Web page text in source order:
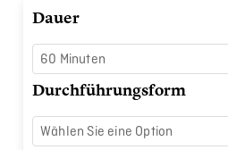
Dauer
Durchführungsform
Stress
Menge